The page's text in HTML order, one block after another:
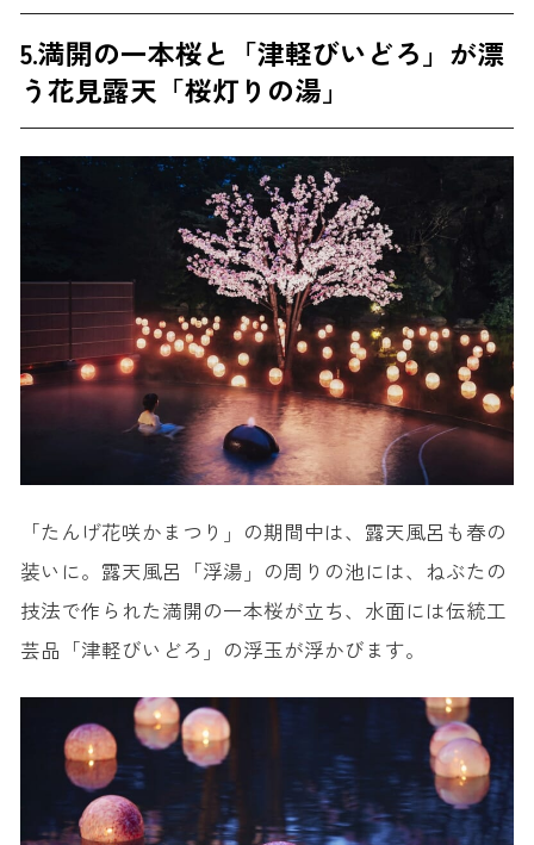
5.満開の一本桜と「津軽びいどろ」が漂
う花見露天「桜灯りの湯」
「たんげ花咲かまつり」の期間中は、露天風呂も春の
装いに。露天風呂「浮湯」の周りの池には、ねぶたの
技法で作られた満開の一本桜が立ち、水面には伝統工
芸品「津軽びいどろ」の浮玉が浮かびます。